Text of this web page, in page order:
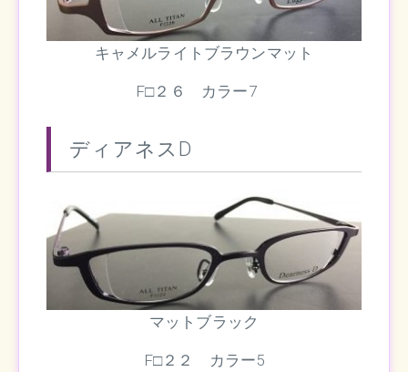
キャメルライトブラウンマット
F□２６ カラー7
ディアネスD
マットブラック
F□２２ カラー5